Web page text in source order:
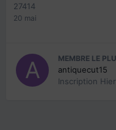
27414
20 mai
MEMBRE LE
antiquecut15
Inscription